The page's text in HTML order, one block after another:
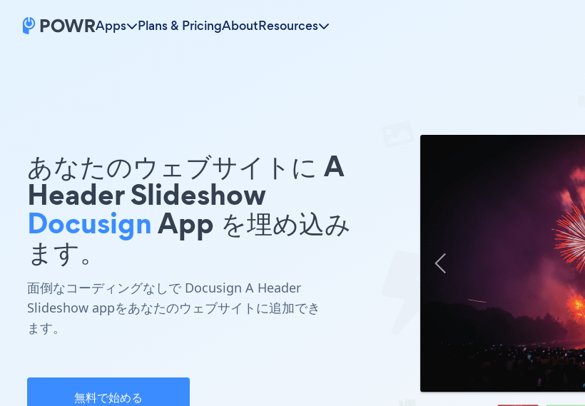
Apps Plans & PricingAboutResources
あなたのウェブサイトに A
Header Slideshow
DocusignApp を埋め込み
ます。
面倒なコーディングなしで Docusign A Header
Slideshow appをあなたのウェブサイトに追加でき
ます。
無料で始める